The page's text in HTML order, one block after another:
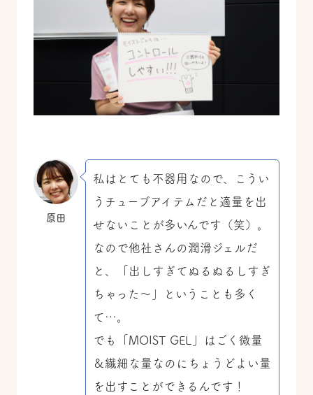
原田
私はとても不器用なので、こうい
うチューブアイテムだと適量を出
せないことが多いんです（笑）。
なので他社さんの潤滑ジェルだ
と、「出しすぎてぬるぬるしすぎ
ちゃった～」ということも多く
て…。
でも「MOIST GEL」はごく微量
＆繊細な量なのにちょうどよい量
を出すことができるんです！